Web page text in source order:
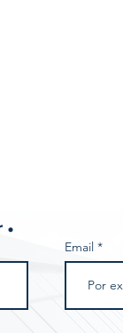
•
Email